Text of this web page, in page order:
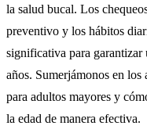
la salud bucal. Los
preventivo y los hábitos
significativa para garantizar
años. Sumerjámonos en los
para adultos mayores y
la edad de manera efectiva.